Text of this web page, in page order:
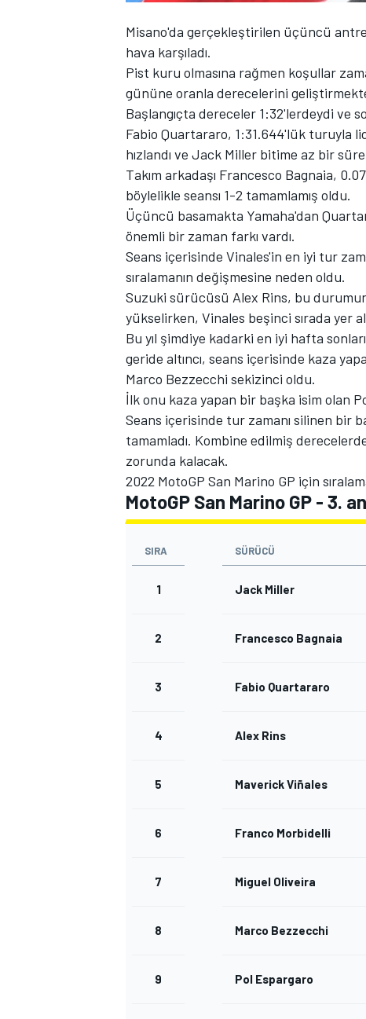
TÜRK SPORCULAR
Misano'da gerçekleştirilen üçüncü
hava karşıladı.
Pist kuru olmasına rağmen koşullar
gününe oranla derecelerini
Başlangıçta dereceler 1:32'lerdeydi ve
Fabio Quartararo, 1:31.644'lük turuyla
hızlandı ve Jack Miller bitime az bir süre
Takım arkadaşı Francesco Bagnaia,
böylelikle seansı 1-2 tamamlamış oldu.
Üçüncü basamakta Yamaha'dan
önemli bir zaman farkı vardı.
Seans içerisinde Vinales'in en iyi tur
sıralamanın değişmesine neden oldu.
Suzuki sürücüsü Alex Rins, bu
yükselirken, Vinales beşinci sırada yer
Bu yıl şimdiye kadarki en iyi hafta
geride altıncı, seans içerisinde kaza
Marco Bezzecchi sekizinci oldu.
İlk onu kaza yapan bir başka isim olan
Seans içerisinde tur zamanı silinen bir
tamamladı. Kombine edilmiş
zorunda kalacak.
2022 MotoGP San Marino GP için
MotoGP San Marino GP - 3.
SIRA SÜRÜCÜ
1 Jack Miller
2 Francesco Bagnaia
3 Fabio Quartararo
4 Alex Rins
5 Maverick Viñales
6 Franco Morbidelli
7 Miguel Oliveira
8 Marco Bezzecchi
9 Pol Espargaro